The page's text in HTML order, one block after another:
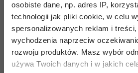
osobiste dane, np. adres IP,
technologii jak pliki cookie, w celu
spersonalizowanych reklam i
wychodzenia naprzeciw
rozwoju produktów. Masz wybór
używa Twoich danych i w jakich